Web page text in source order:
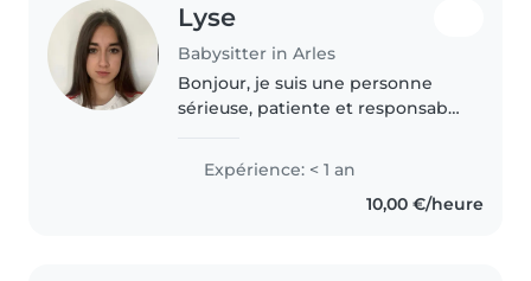
Lyse
Babysitter in Arles
Bonjour, je suis une personne
sérieuse, patiente et responsable
temps avec les enfants.
J'apprécie le babysitting car
j'aime aider les enfants à
Expérience: < 1 an
10,00 €/heure